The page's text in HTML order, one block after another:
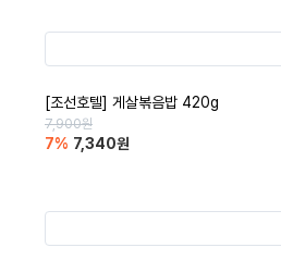
[조선호텔] 게살볶음밥 420g
7,900원
7% 7,340원